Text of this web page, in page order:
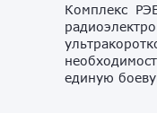
Комплекс
единую